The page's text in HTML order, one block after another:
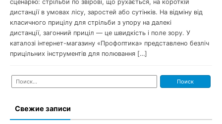
сценарію: стрільби по звірові, що рухається, на короткій
дистанції в умовах лісу, заростей або сутінків. На відміну від
класичного прицілу для стрільби з упору на далекі
дистанції, загонний приціл — це швидкість і поле зору. У
каталозі інтернет-магазину «Профоптика» представлено безліч
прицільних інструментів для полювання […]
Найти:
Свежие записи